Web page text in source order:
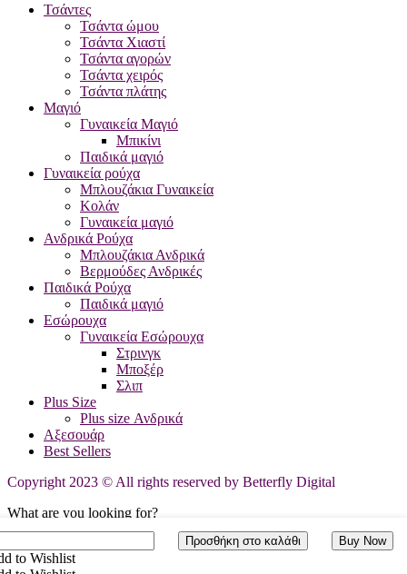
Προσθήκη στο καλάθι Buy Now
to Wishlist
Τσάντες
Τσάντα ώμου
Τσάντα Χιαστί
Τσάντα αγορών
Τσάντα χειρός
Τσάντα πλάτης
Μαγιό
Γυναικεία Μαγιό
Μπικίνι
Παιδικά μαγιό
Γυναικεία ρούχα
Μπλουζάκια Γυναικεία
Κολάν
Γυναικεία μαγιό
Ανδρικά Ρούχα
Μπλουζάκια Ανδρικά
Βερμούδες Ανδρικές
Παιδικά Ρούχα
Παιδικά μαγιό
Εσώρουχα
Γυναικεία Εσώρουχα
Στρινγκ
Μποξέρ
Σλιπ
Plus Size
Plus size Ανδρικά
Αξεσουάρ
Best Sellers
Copyright 2023 © All rights reserved by Betterfly Digital
What are you looking for?
Please type the word you want to search and press "enter"